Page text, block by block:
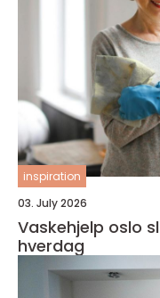
inspiration
03. July 2026
Vaskehjelp oslo slik får du en enklere
hverdag